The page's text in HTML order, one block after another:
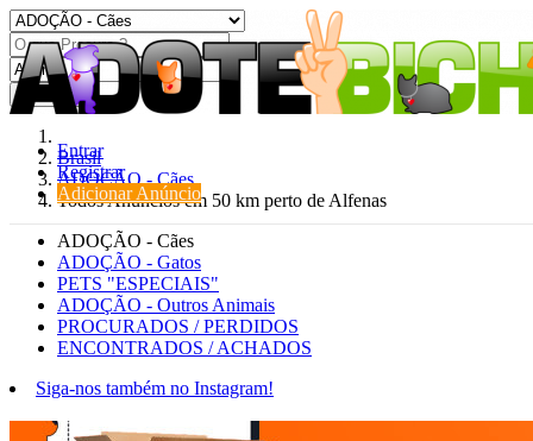
Entrar
Registrar
Adicionar Anúncio
Procurar
Brasil
ADOÇÃO - Cães
Todos Anúncios em 50 km perto de Alfenas
ADOÇÃO - Cães
ADOÇÃO - Gatos
PETS "ESPECIAIS"
ADOÇÃO - Outros Animais
PROCURADOS / PERDIDOS
ENCONTRADOS / ACHADOS
Siga-nos também no Instagram!